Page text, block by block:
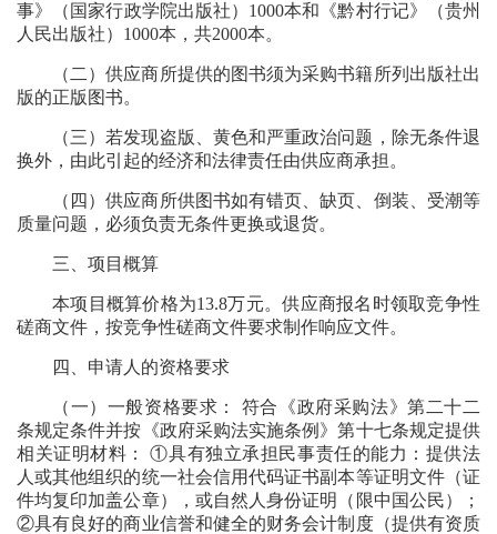
事》（国家行政学院出版社）1000本和《黔村行记》（贵州
人民出版社）1000本，共2000本。
（二）供应商所提供的图书须为采购书籍所列出版社出
版的正版图书。
（三）若发现盗版、黄色和严重政治问题，除无条件退
换外，由此引起的经济和法律责任由供应商承担。
（四）供应商所供图书如有错页、缺页、倒装、受潮等
质量问题，必须负责无条件更换或退货。
三、项目概算
本项目概算价格为13.8万元。供应商报名时领取竞争性
磋商文件，按竞争性磋商文件要求制作响应文件。
四、申请人的资格要求
（一）一般资格要求： 符合《政府采购法》第二十二
条规定条件并按《政府采购法实施条例》第十七条规定提供
相关证明材料： ①具有独立承担民事责任的能力：提供法
人或其他组织的统一社会信用代码证书副本等证明文件（证
件均复印加盖公章），或自然人身份证明（限中国公民）；
②具有良好的商业信誉和健全的财务会计制度（提供有资质